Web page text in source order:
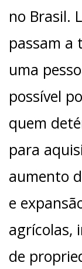
no Brasil.
passam a
uma
possível
quem
para
aumento
e
agrícolas,
de